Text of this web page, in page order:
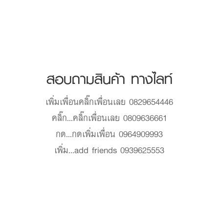
สอบถามสินค้า ทางไลท์
เพิ่มเพื่อนคลิ๊กเพื่อนเลย 0829654446
คลิ๊ก...คลิ๊กเพื่อนเลย 0809636661
กด...กดเพิ่มเพื่อน 0964909993
เพิ่ม...add friends 0939625553